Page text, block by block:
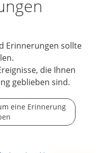
Erinnerungen sollte
die Ihnen
geblieben sind.
eine Erinnerung